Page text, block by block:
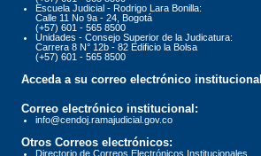
Escuela Judicial - Rodrigo Lara Bonilla:
Calle 11 No 9a - 24, Bogotá
(+57) 601 - 565 8500
Unidades - Consejo Superior de la Judicatura:
Carrera 8 N° 12b - 82 Edificio la Bolsa
(+57) 601 - 565 8500
Acceda a su correo electrónico institucional
Correo electrónico institucional:
info@cendoj.ramajudicial.gov.co
Otros Correos electrónicos:
Directorio de Correos Electrónicos Institucionales